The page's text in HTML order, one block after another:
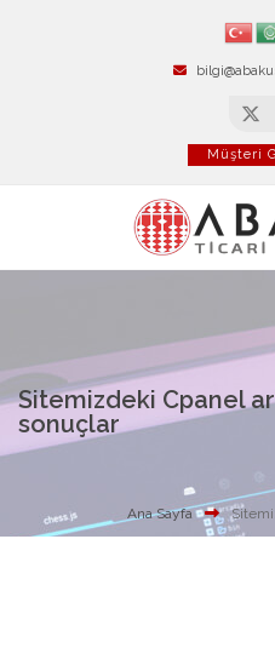
Müşteri
Sitemizdeki Cpanel
sonuçlar
Ana Sayfa